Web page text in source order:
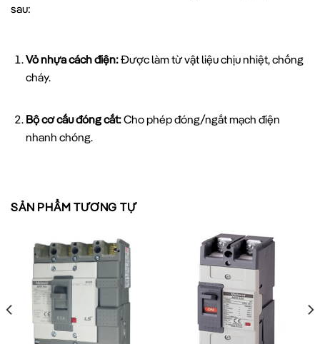
sau:
Vỏ nhựa cách điện:Được làm từ vật liệu chịu nhiệt, chống
cháy.
Bộ cơ cấu đóng cắt:Cho phép đóng/ngắt mạch điện
nhanh chóng.
mức định mức trong thời gian dài.
Bộ phận bảo vệ ngắn mạch:
Tác động nhanh khi có sự cố
ngắn mạch xảy ra.
Các đầu nối:
Thiết kế chắc chắn, đảm bảo kết nối an toàn
với hệ thống điện.
SẢN PHẨM TƯƠNG TỰ